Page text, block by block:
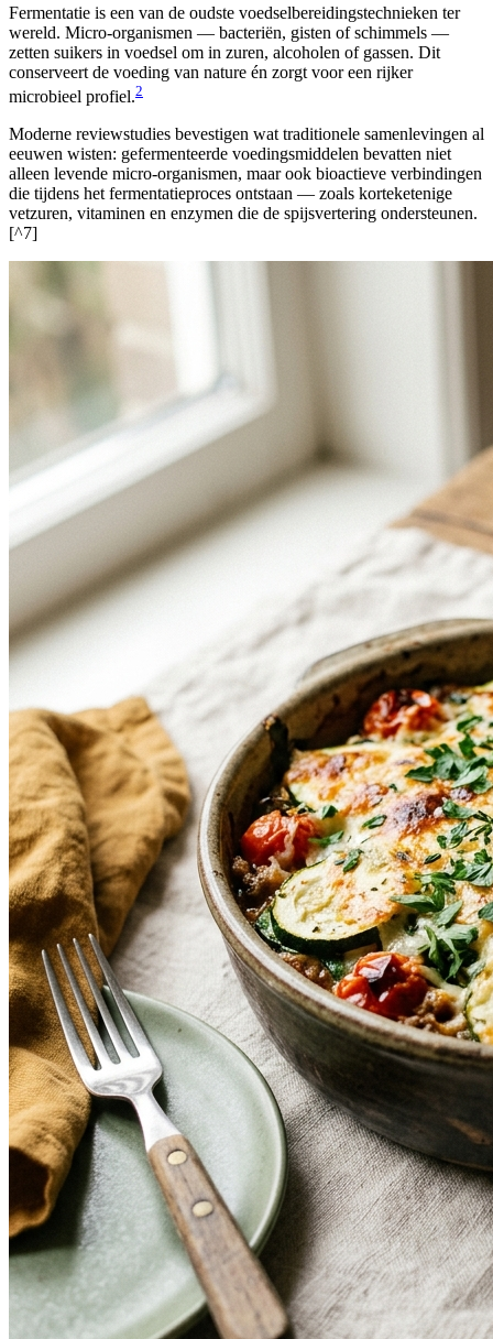
Fermentatie is een van de oudste voedselbereidingstechnieken ter
wereld. Micro-organismen — bacteriën, gisten of schimmels —
zetten suikers in voedsel om in zuren, alcoholen of gassen. Dit
conserveert de voeding van nature én zorgt voor een rijker
microbieel profiel.2
Moderne reviewstudies bevestigen wat traditionele samenlevingen al
eeuwen wisten: gefermenteerde voedingsmiddelen bevatten niet
alleen levende micro-organismen, maar ook bioactieve verbindingen
die tijdens het fermentatieproces ontstaan — zoals korteketenige
vetzuren, vitaminen en enzymen die de spijsvertering ondersteunen.
[^7]